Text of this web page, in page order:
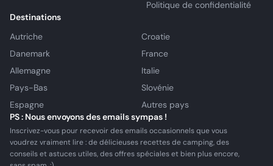
Politique de confidentialité
Destinations
Autriche
Croatie
Danemark
France
Allemagne
Italie
Pays-Bas
Slovénie
Espagne
Autres pays
PS : Nous envoyons des emails sympas !
Inscrivez-vous pour recevoir des emails occasionnels que vous
voudrez vraiment lire : de délicieuses recettes de camping, des
conseils et astuces utiles, des offres spéciales et bien plus encore,